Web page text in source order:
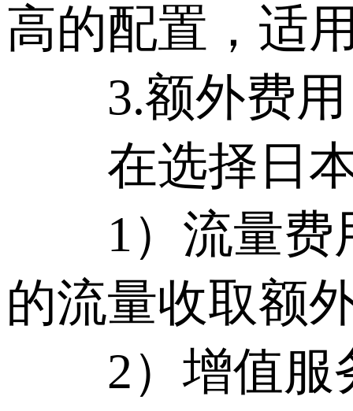
高的配置，适
3.额外费用
在选择日本
1）流量费用
的流量收取额
2）增值服务